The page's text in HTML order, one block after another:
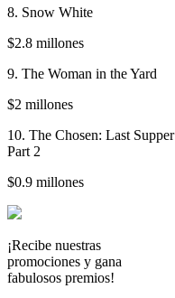
8. Snow White
$2.8 millones
9. The Woman in the Yard
$2 millones
10. The Chosen: Last Supper
Part 2
$0.9 millones
¡Recibe nuestras
promociones y gana
fabulosos premios!